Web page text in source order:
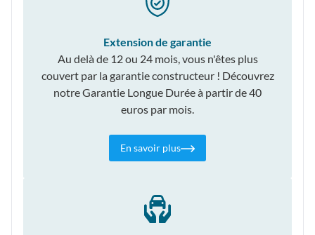
Extension de garantie
Au delà de 12 ou 24 mois, vous n'êtes plus
couvert par la garantie constructeur ! Découvrez
notre Garantie Longue Durée à partir de 40
euros par mois.
En savoir plus